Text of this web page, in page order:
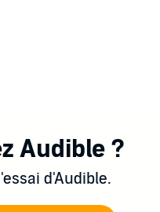
Audible ?
d'Audible.